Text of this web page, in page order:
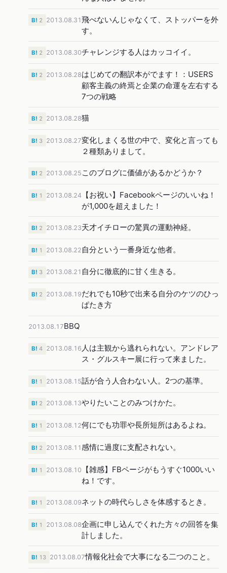
2013.08.31飛べないんじゃなくて、ストッパーを外
す。
B! 2
2013.08.30チャレンジする人はカッコイイ。
B! 2
2013.08.28はじめての翻訳本がでます！：USERS
顧客主義の終焉と企業の命運を左右する
7つの戦略
B! 2
2013.08.28猫
B! 2
2013.08.27変化しまくる世の中で、変化と言っても
２種類ありまして。
B! 3
2013.08.25 このブログに価値があるかどうか？
B! 2
2013.08.24
【お祝い】Facebookページのいいね！
が1,000を超えました！
B! 1
2013.08.23天才イチローの驚異の運動神経。
B! 2
2013.08.22 自分という一番身近な他者。
B! 1
2013.08.21 自分に徹底的に甘く生きる。
B! 3
2013.08.19だれでも10秒で出来る自分のケツのひっ
ぱたき方
B! 2
2013.08.17BBQ
2013.08.16 人は主観から逃れられない。アンドレア
ス・グルスキー展に行って来ました。
B! 4
2013.08.15話が合う人合わない人。2つの基準。
B! 1
2013.08.13やりたいことのみつけかた。
B! 2
2013.08.12何にでも功罪や長所短所はあるよね。
B! 1
2013.08.11感情に過度に支配されない。
B! 2
2013.08.10
【雑感】FBページがもうすぐ1000いい
ね！です。
B! 1
2013.08.09ネットの時代らしさを体感するとき。
B! 1
2013.08.08企画に申し込んでくれた方々の回答を集
計しました。
B! 1
2013.08.07情報化社会で大事になる二つのこと。
B! 13